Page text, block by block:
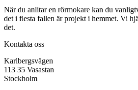
När du anlitar en rörmokare kan du
det i flesta fallen är projekt i hemmet. Vi
det.
Kontakta oss
Karlbergsvägen
113 35 Vasastan
Stockholm